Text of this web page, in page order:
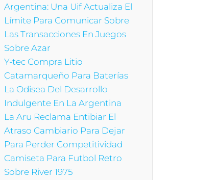
Argentina: Una Uif Actualiza El
Límite Para Comunicar Sobre
Las Transacciones En Juegos
Sobre Azar
Y-tec Compra Litio
Catamarqueño Para Baterías
La Odisea Del Desarrollo
Indulgente En La Argentina
La Aru Reclama Entibiar El
Atraso Cambiario Para Dejar
Para Perder Competitividad
Camiseta Para Futbol Retro
Sobre River 1975